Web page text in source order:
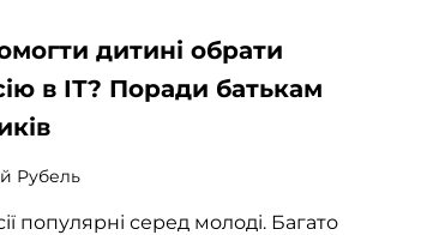
дитині обрати
в ІТ? Поради батькам
Рубель
популярні серед молоді. Багато